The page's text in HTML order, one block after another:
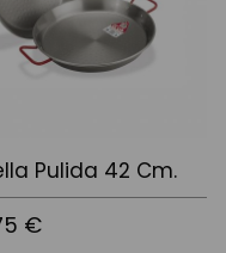
Pulida 42 Cm.
€